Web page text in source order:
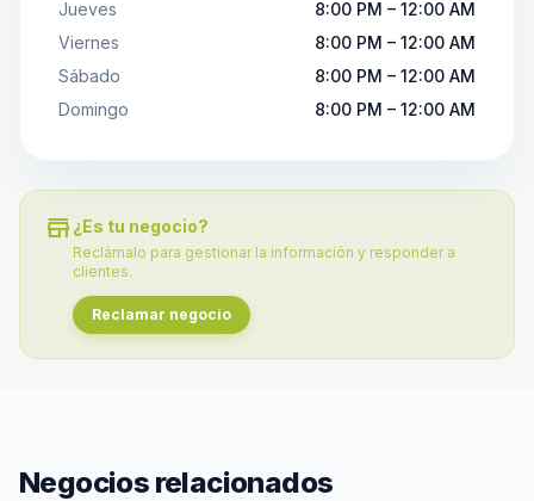
Jueves
8:00 PM – 12:00 AM
Viernes
8:00 PM – 12:00 AM
Sábado
8:00 PM – 12:00 AM
Domingo
8:00 PM – 12:00 AM
store ¿Es tu negocio?
Reclámalo para gestionar la información y responder a
clientes.
Reclamar negocio
Negocios relacionados